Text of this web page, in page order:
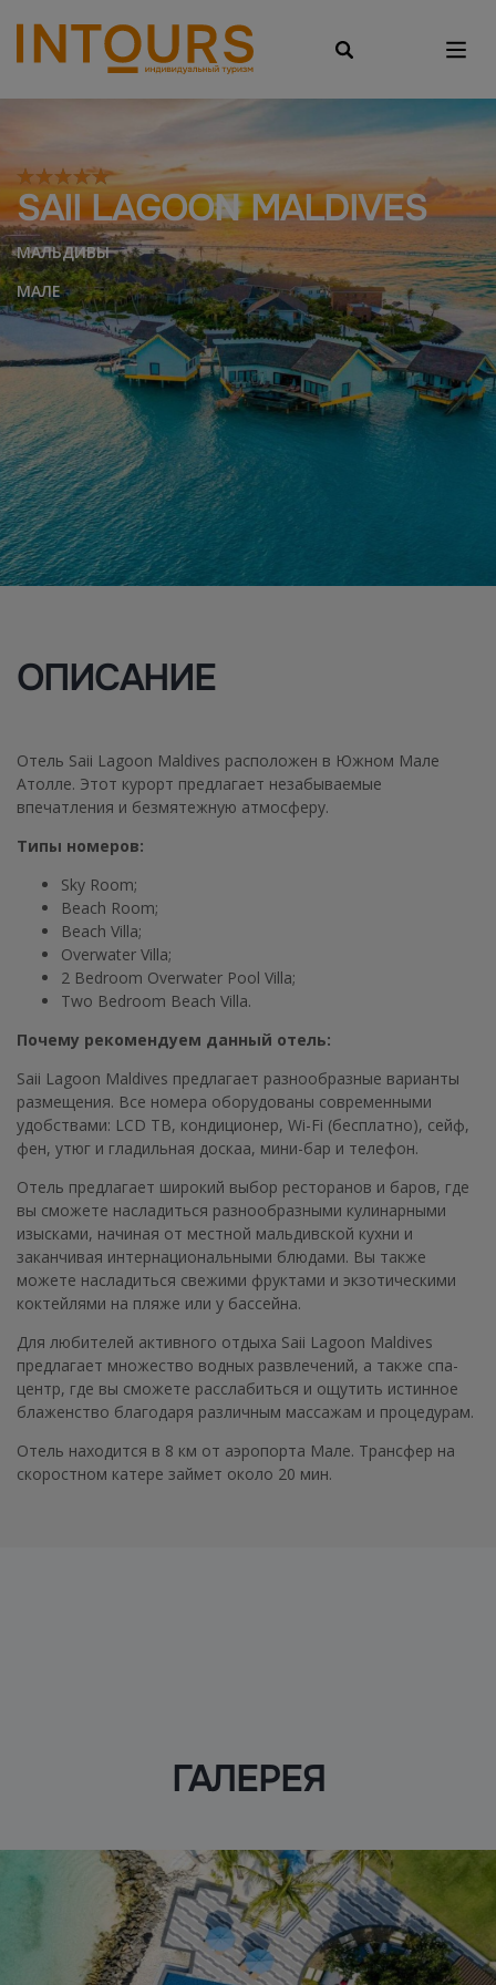
SAII LAGOON MALDIVES
МАЛЬДИВЫ
МАЛЕ
ОПИСАНИЕ
Отель Saii Lagoon Maldives расположен в Южном Мале
Атолле. Этот курорт предлагает незабываемые
впечатления и безмятежную атмосферу.
Типы номеров:
Sky Room;
Beach Room;
Beach Villa;
Overwater Villa;
2 Bedroom Overwater Pool Villa;
Two Bedroom Beach Villa.
Почему рекомендуем данный отель:
Saii Lagoon Maldives предлагает разнообразные варианты
размещения. Все номера оборудованы современными
удобствами: LCD ТВ, кондиционер, Wi-Fi (бесплатно), сейф,
фен, утюг и гладильная доскаа, мини-бар и телефон.
Отель предлагает широкий выбор ресторанов и баров, где
вы сможете насладиться разнообразными кулинарными
изысками, начиная от местной мальдивской кухни и
заканчивая интернациональными блюдами. Вы также
можете насладиться свежими фруктами и экзотическими
коктейлями на пляже или у бассейна.
Для любителей активного отдыха Saii Lagoon Maldives
предлагает множество водных развлечений, а также спа-
центр, где вы сможете расслабиться и ощутить истинное
блаженство благодаря различным массажам и процедурам.
Отель находится в 8 км от аэропорта Мале. Трансфер на
скоростном катере займет около 20 мин.
ГАЛЕРЕЯ